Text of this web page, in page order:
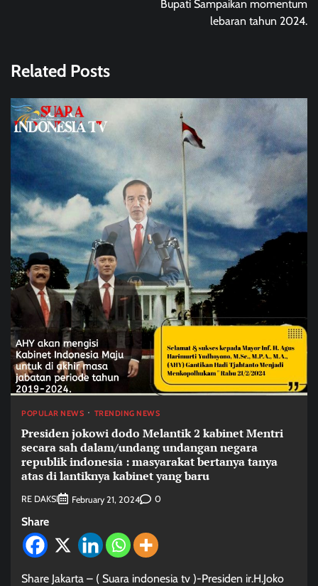
Bupati Sampaikan momentum
lebaran tahun 2024.
Related Posts
POPULAR NEWS TRENDING NEWS
Presiden jokowi dodo Melantik 2 kabinet Mentri
secara sah dalam/undang undangan negara
republik indonesia : masyarakat bertanya tanya
atas di lantiknya kabinet yang baru
RE DAKSI February 21, 2024 0
Share
Share Jakarta – ( Suara indonesia tv )-Presiden ir.H.Joko